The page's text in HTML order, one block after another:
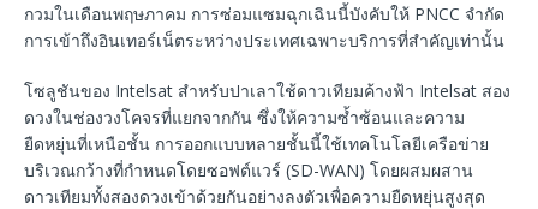
กวมในเดือนพฤษภาคม การซ่อมแซมฉุกเฉินนี้บังคับให้ PNCC จํากัด
การเข้าถึงอินเทอร์เน็ตระหว่างประเทศเฉพาะบริการที่สําคัญเท่านั้น
โซลูชันของ Intelsat สําหรับปาเลาใช้ดาวเทียมค้างฟ้า Intelsat สอง
ดวงในช่องวงโคจรที่แยกจากกัน ซึ่งให้ความซ้ำซ้อนและความ
ยืดหยุ่นที่เหนือชั้น การออกแบบหลายชั้นนี้ใช้เทคโนโลยีเครือข่าย
บริเวณกว้างที่กําหนดโดยซอฟต์แวร์ (SD-WAN) โดยผสมผสาน
ดาวเทียมทั้งสองดวงเข้าด้วยกันอย่างลงตัวเพื่อความยืดหยุ่นสูงสุด